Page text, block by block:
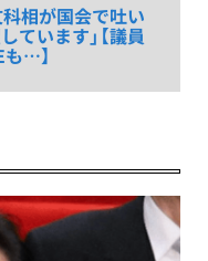
科相が国会で吐い
ています」【議員
…】